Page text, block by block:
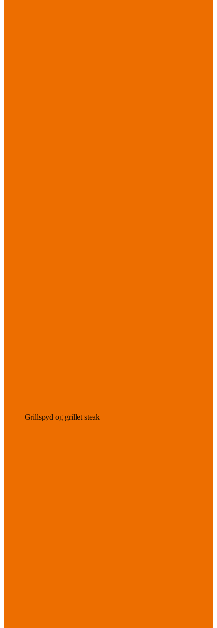
Grillspyd og grillet steak